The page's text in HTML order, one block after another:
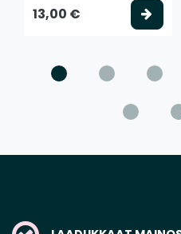
13,00 €